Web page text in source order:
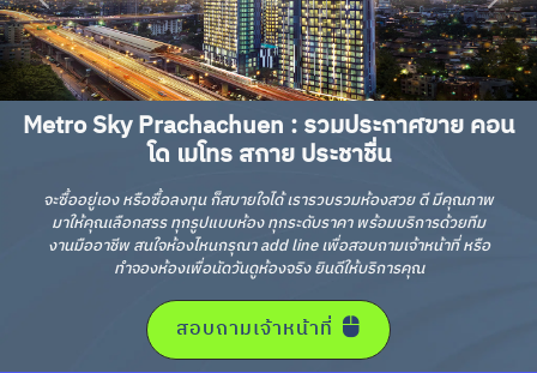
Metro Sky Prachachuen : รวมประกาศขาย คอน
โด เมโทร สกาย ประชาชื่น
จะซื้ออยู่เอง หรือซื้อลงทุน ก็สบายใจได้ เรารวบรวมห้องสวย ดี มีคุณภาพ
มาให้คุณเลือกสรร ทุกรูปแบบห้อง ทุกระดับราคา พร้อมบริการด้วยทีม
งานมืออาชีพ สนใจห้องไหนกรุณา add line เพื่อสอบถามเจ้าหน้าที่ หรือ
ทำจองห้องเพื่อนัดวันดูห้องจริง ยินดีให้บริการคุณ
สอบถามเจ้าหน้าที่